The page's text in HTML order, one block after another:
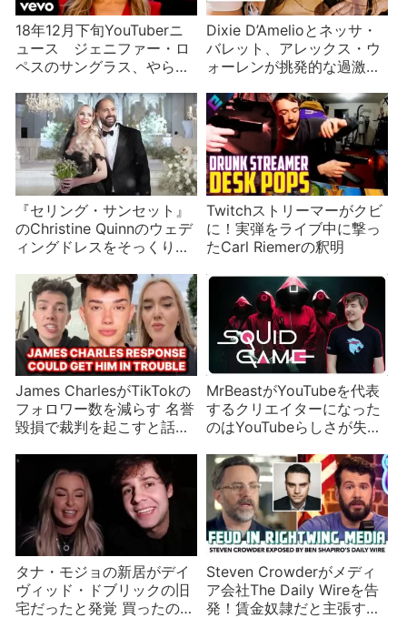
18年12月下旬YouTuberニ
ュース ジェニファー・ロ
ペスのサングラス、やらせ
など
Dixie D’Amelioとネッサ・
バレット、アレックス・ウ
ォーレンが挑発的な過激フ
けて開放的に？
『セリング・サンセット』
のChristine Quinnのウェデ
ィングドレスをそっくりい
タス？
Twitchストリーマーがクビ
に！実弾をライブ中に撃っ
たCarl Riemerの釈明
James CharlesがTikTokの
フォロワー数を減らす 名誉
毀損で裁判を起こすと話す
MrBeastがYouTubeを代表
するクリエイターになった
のはYouTubeらしさが失わ
タナ・モジョの新居がデイ
ヴィッド・ドブリックの旧
宅だったと発覚 買ったのか
Steven Crowderがメディ
ア会社The Daily Wireを告
発！賃金奴隷だと主張する